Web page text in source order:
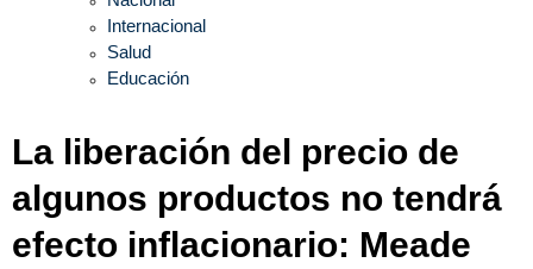
Internacional
Salud
Educación
La liberación del precio de
algunos productos no tendrá
efecto inflacionario: Meade